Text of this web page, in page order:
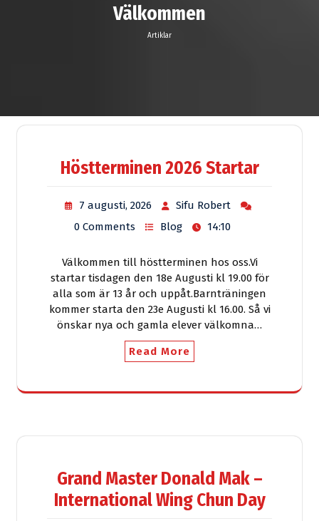
Välkommen
Artiklar
Höstterminen 2026 Startar
7 augusti, 2026
Sifu Robert
0 Comments
Blog 14:10
Välkommen till höstterminen hos oss.Vi
startar tisdagen den 18e Augusti kl 19.00 för
alla som är 13 år och uppåt.Barnträningen
kommer starta den 23e Augusti kl 16.00. Så vi
önskar nya och gamla elever välkomna…
Read More
Grand Master Donald Mak –
International Wing Chun Day